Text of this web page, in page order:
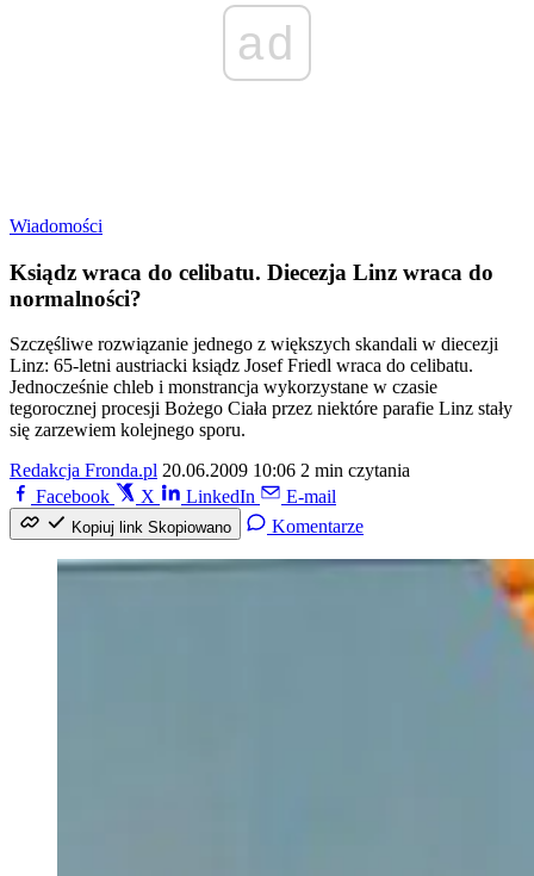
ad
Wiadomości
Ksiądz wraca do celibatu. Diecezja Linz wraca do
normalności?
Szczęśliwe rozwiązanie jednego z większych skandali w diecezji
Linz: 65-letni austriacki ksiądz Josef Friedl wraca do celibatu.
Jednocześnie chleb i monstrancja wykorzystane w czasie
tegorocznej procesji Bożego Ciała przez niektóre parafie Linz stały
się zarzewiem kolejnego sporu.
Redakcja Fronda.pl 20.06.2009 10:06 2 min czytania
Facebook
X LinkedIn E-mail
Kopiuj link Skopiowano Komentarze